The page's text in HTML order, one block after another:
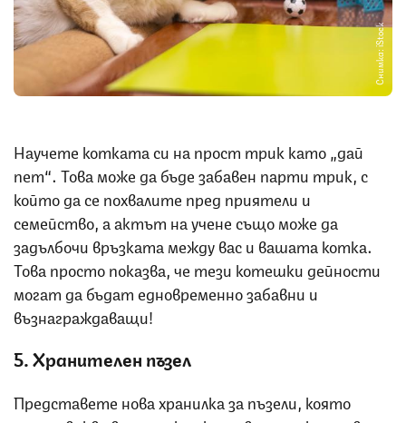
Снимка: iStock
Научете котката си на прост трик като „дай
пет“. Това може да бъде забавен парти трик, с
който да се похвалите пред приятели и
семейство, а актът на учене също може да
задълбочи връзката между вас и вашата котка.
Това просто показва, че тези котешки дейности
могат да бъдат едновременно забавни и
възнаграждаващи!
5. Хранителен пъзел
Представете нова хранилка за пъзели, която